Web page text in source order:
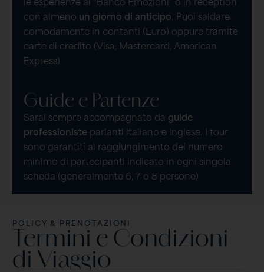
con almeno un giorno di anticipo. Puoi saldare
comodamente in contanti (Euro) oppure tramite
carte di credito (Visa, Mastercard, American
Express).
Guide e Partenze
Sarai sempre accompagnato da guide
professioniste parlanti italiano e inglese. I tour
sono garantiti al raggiungimento del numero
minimo di partecipanti indicato in ogni singola
scheda (generalmente 6, 7 o 8 persone)
POLICY & PRENOTAZIONI
Termini e Condizioni
di Viaggio